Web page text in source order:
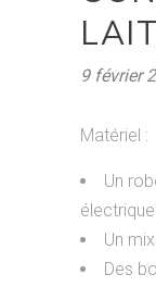
LAIT
9 février
Matériel :
Un
électrique
Un
Des